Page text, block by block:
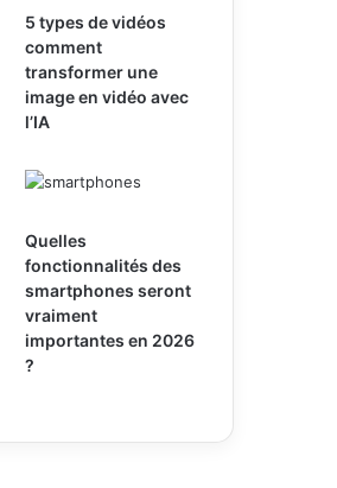
5 types de vidéos
comment
transformer une
image en vidéo avec
l’IA
Quelles
fonctionnalités des
smartphones seront
vraiment
importantes en 2026
?